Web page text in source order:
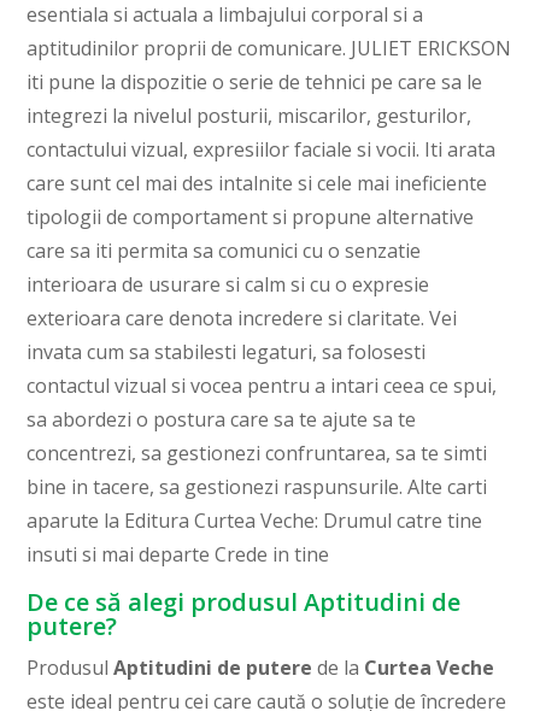
esentiala si actuala a limbajului corporal si a
aptitudinilor proprii de comunicare. JULIET ERICKSON
iti pune la dispozitie o serie de tehnici pe care sa le
integrezi la nivelul posturii, miscarilor, gesturilor,
contactului vizual, expresiilor faciale si vocii. Iti arata
care sunt cel mai des intalnite si cele mai ineficiente
tipologii de comportament si propune alternative
care sa iti permita sa comunici cu o senzatie
interioara de usurare si calm si cu o expresie
exterioara care denota incredere si claritate. Vei
invata cum sa stabilesti legaturi, sa folosesti
contactul vizual si vocea pentru a intari ceea ce spui,
sa abordezi o postura care sa te ajute sa te
concentrezi, sa gestionezi confruntarea, sa te simti
bine in tacere, sa gestionezi raspunsurile. Alte carti
aparute la Editura Curtea Veche: Drumul catre tine
insuti si mai departe Crede in tine
De ce să alegi produsul Aptitudini de
putere?
ProdusulAptitudini de putere de la Curtea Veche
este ideal pentru cei care caută o soluție de încredere